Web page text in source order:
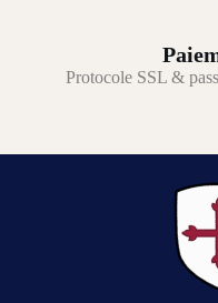
Protocole SSL &